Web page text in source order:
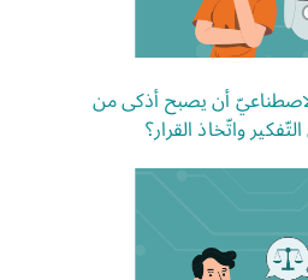
أن يصبح أذكى من
واتّخاذ القرار؟